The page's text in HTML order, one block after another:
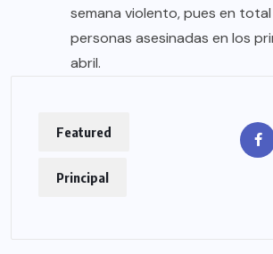
semana violento, pues en
personas asesinadas en los
abril.
Featured
Principal